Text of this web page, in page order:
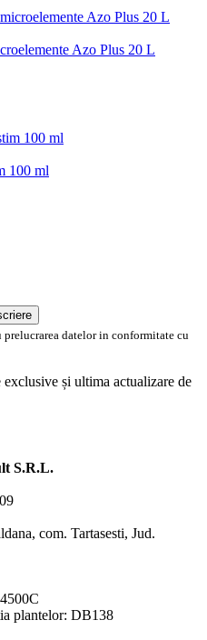
Azo Plus 20 L
100 ml
prelucrarea datelor in conformitate cu
și ultima actualizare de
S.R.L.
com. Tartasesti, Jud.
plantelor: DB138